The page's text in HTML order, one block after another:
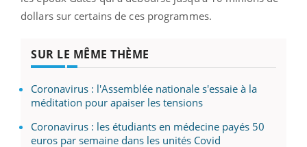
dollars sur certains de ces programmes.
SUR LE MÊME THÈME
Coronavirus : l'Assemblée nationale s'essaie à la
méditation pour apaiser les tensions
Coronavirus : les étudiants en médecine payés 50
euros par semaine dans les unités Covid